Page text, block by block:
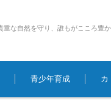
重な自然を守り、誰もがこころ豊
青少年育成 カ